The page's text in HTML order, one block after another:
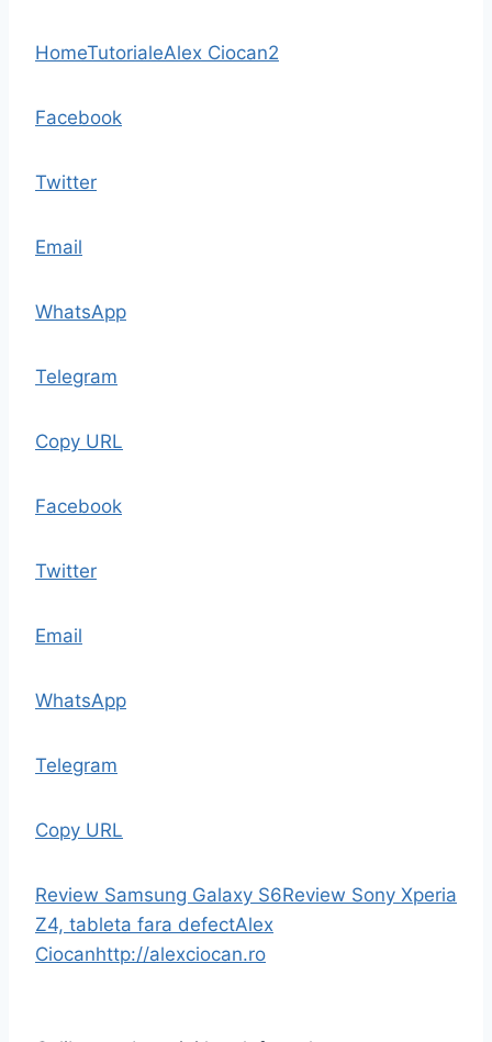
HomeTutorialeAlex Ciocan2
Facebook
Twitter
Email
WhatsApp
Telegram
Copy URL
Facebook
Twitter
Email
WhatsApp
Telegram
Copy URL
Review Samsung Galaxy S6Review Sony Xperia
Z4, tableta fara defectAlex
Ciocanhttp://alexciocan.ro